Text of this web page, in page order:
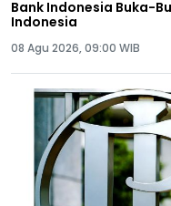
Bank Indonesia Buka-
Indonesia
08 Agu 2026, 09:00 WIB